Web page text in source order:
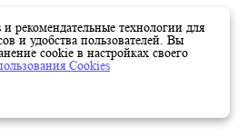
сайте легко. Просто добавьте
а затем перейдите на
правильность заказанных
«Оформить заказ» или
рекомендательные технологии для
и удобства пользователей. Вы
cookie в настройках своего
Cookies